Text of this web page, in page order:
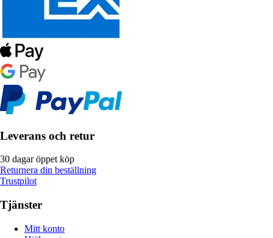
Leverans och retur
30 dagar öppet köp
Returnera din beställning
Trustpilot
Tjänster
Mitt konto